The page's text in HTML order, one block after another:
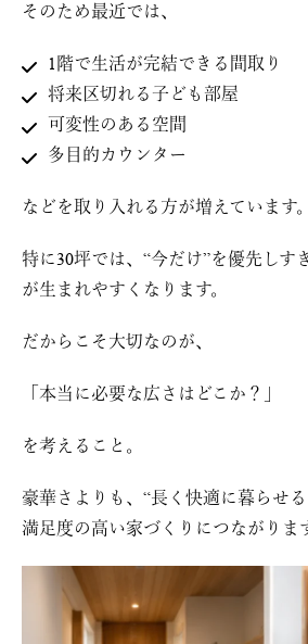
そのため最近では、
1階で生活が完結できる間取り
将来区切れる子ども部屋
可変性のある空間
多目的カウンター
などを取り入れる方が増えています。
特に30坪では、“今だけ”を優先しす
が生まれやすくなります。
だからこそ大切なのが、
「本当に必要な広さはどこか？」
を考えること。
豪華さよりも、“長く快適に暮らせ
満足度の高い家づくりにつながりま